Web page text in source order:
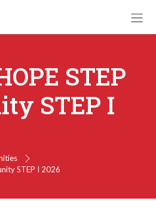
STEP
STEP I
STEP I 2026